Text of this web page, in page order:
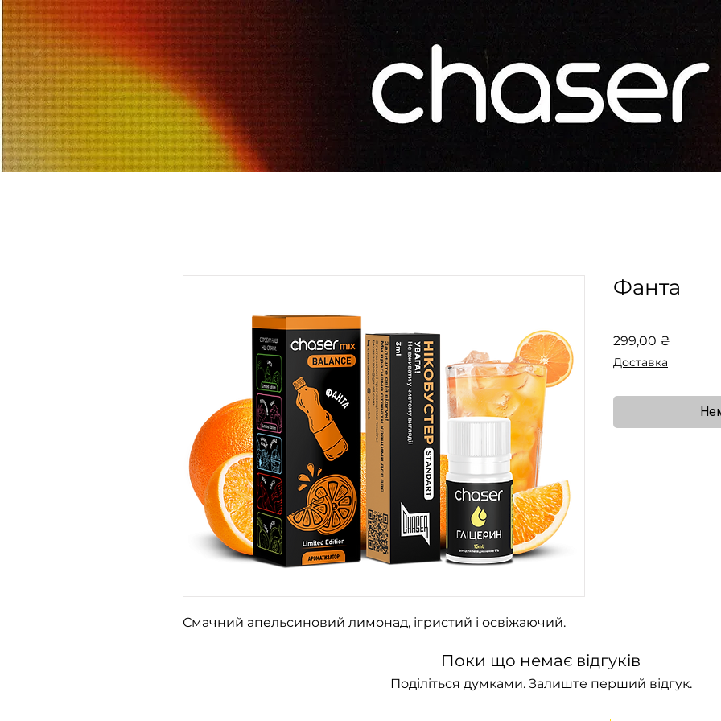
Смачний апельсиновий лимонад, ігристий і освіжаючий.
Фанта
299,00 ₴
Доставка
Поки що немає відгуків
Поділіться думками. Залиште перший відгук.